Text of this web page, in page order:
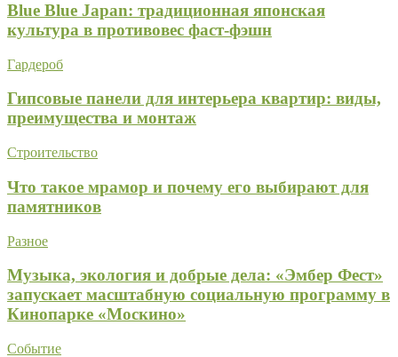
Blue Blue Japan: традиционная японская
культура в противовес фаст-фэшн
Гардероб
Гипсовые панели для интерьера квартир: виды,
преимущества и монтаж
Строительство
Что такое мрамор и почему его выбирают для
памятников
Разное
Музыка, экология и добрые дела: «Эмбер Фест»
запускает масштабную социальную программу в
Кинопарке «Москино»
Событие